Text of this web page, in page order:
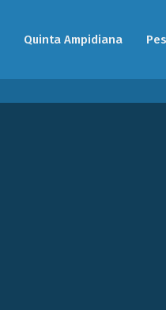
Quinta Ampidiana